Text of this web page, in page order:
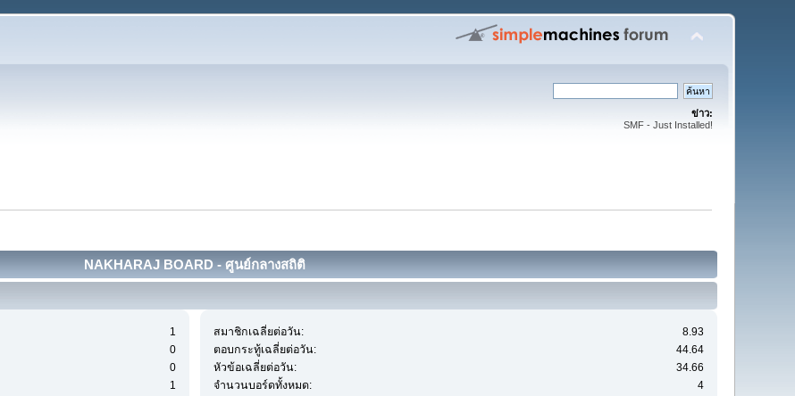
ข่าว:
SMF - Just Installed!
NAKHARAJ BOARD - ศูนย์กลางสถิติ
1
0
0
1
สมาชิกเฉลี่ยต่อวัน:
8.93
ตอบกระทู้เฉลี่ยต่อวัน:
44.64
หัวข้อเฉลี่ยต่อวัน:
34.66
จำนวนบอร์ดทั้งหมด:
4